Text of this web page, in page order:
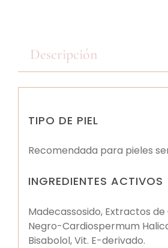
Descripción
TIPO DE PIEL
Recomendada para pieles
INGREDIENTES ACTIVOS
Madecassosido, Extractos
Negro-Cardiospermum
Bisabolol, Vit. E-derivado.